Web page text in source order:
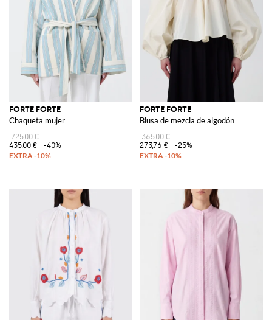
FORTE FORTE
Chaqueta mujer
725,00 €
435,00 €
-40%
FORTE FORTE
Blusa de mezcla de algodón
365,00 €
273,76 €
-25%